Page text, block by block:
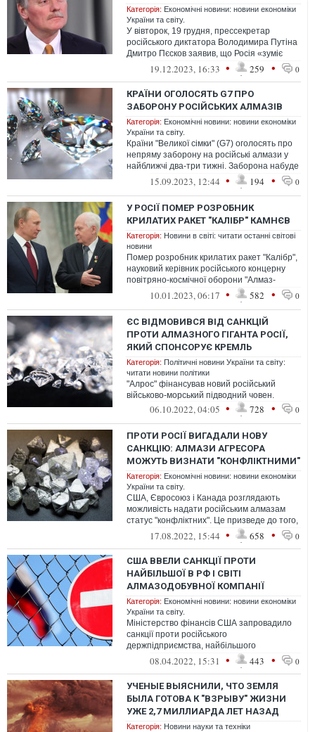
Категорія: Економічні новини: новини економіки
України та світу.
У вівторок, 19 грудня, прессекретар
російського диктатора Володимира Путіна
Дмитро Пєсков заявив, що Росія «зуміє
обійти» санкції ЄС щодо її алмазів.
19.12.2023, 16:33 • 259 • 0
КРАЇНИ ОГОЛОСЯТЬ G7 ПРО
ЗАБОРОНУ РОСІЙСЬКИХ АЛМАЗІВ
Категорія: Економічні новини: новини економіки
України та світу.
Країни "Великої сімки" (G7) оголосять про
непряму заборону на російські алмази у
найближчі два-три тижні. Заборона набуде
чинності у січні.
15.09.2023, 12:44 • 194 • 0
У РОСІЇ ПОМЕР РОЗРОБНИК
КРИЛАТИХ РАКЕТ "КАЛІБР" КАМНЄВ
Категорія: Новини в світі: читати останні світові
новини
Помер розробник крилатих ракет "Калібр",
науковий керівник російського концерну
повітряно-космічної оборони "Алмаз-
Антей" Павло Камнєв.
10.01.2023, 06:17 • 582 • 0
ЄС ВІДМОВИВСЯ ВІД САНКЦІЙ
ПРОТИ АЛМАЗНОГО ГІГАНТА РОСІЇ,
ЯКИЙ СПОНСОРУЄ КРЕМЛЬ
Категорія: Політичні новини України та світу:
читати новини політики
"Алрос" фінансував новий російський
військово-морський підводний човен.
06.10.2022, 04:05 • 728 • 0
ПРОТИ РОСІЇ ВИГАДАЛИ НОВУ
САНКЦІЮ: АЛМАЗИ АГРЕСОРА
МОЖУТЬ ВИЗНАТИ "КОНФЛІКТНИМИ"
Категорія: Економічні новини: новини економіки
України та світу.
США, Євросоюз і Канада розглядають
можливість надати російським алмазам
статус "конфліктних". Це призведе до того,
що продавати російські алмази буде ...
17.08.2022, 15:44 • 658 • 0
США ВВЕЛИ САНКЦІЇ ПРОТИ
НАЙБІЛЬШОЇ В РФ І СВІТІ
АЛМАЗОДОБУВНОЇ КОМПАНІЇ
Категорія: Економічні новини: новини економіки
України та світу.
Міністерство фінансів США запровадило
санкції проти російського
держпідприємства, найбільшого
видобувача алмазів у світі компанії
АЛРОСА, а також прот...
08.04.2022, 15:31 • 443 • 0
УЧЕНЫЕ ВЫЯСНИЛИ, ЧТО ЗЕМЛЯ
БЫЛА ГОТОВА К "ВЗРЫВУ" ЖИЗНИ
УЖЕ 2,7 МИЛЛИАРДА ЛЕТ НАЗАД
Категорія: Новини науки та техніки